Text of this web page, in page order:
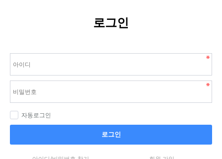
로그인
자동로그인
로그인